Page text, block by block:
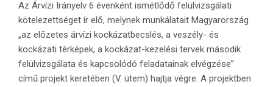
Az Árvízi Irányelv 6 évenként ismétlődő felülvizsgálati
kötelezettséget ír elő, melynek munkálatait Magyarország
„az előzetes árvízi kockázatbecslés, a veszély- és
kockázati térképek, a kockázat-kezelési tervek második
felülvizsgálata és kapcsolódó feladatainak elvégzése”
című projekt keretében (V. ütem) hajtja végre. A projektben